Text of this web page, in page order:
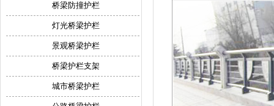
桥梁防撞护栏
灯光桥梁护栏
景观桥梁护栏
桥梁护栏支架
城市桥梁护栏